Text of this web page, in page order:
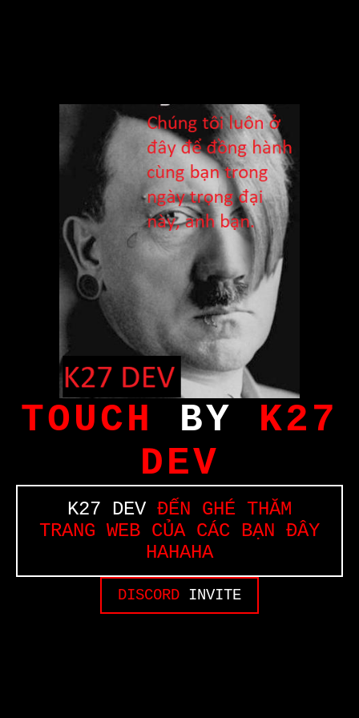
TOUCH BY K27
DEV
K27 DEVĐẾN GHÉ THĂM
TRANG WEB CỦA CÁC BẠN ĐÂY
HAHAHA
DISCORD INVITE